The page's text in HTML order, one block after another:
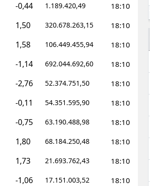
-0,44 1.189.420,49 18:10
1,50 320.678.263,15 18:10
1,58 106.449.455,94 18:10
-1,14 692.044.692,60 18:10
-2,76 52.374.751,50 18:10
-0,11 54.351.595,90 18:10
-0,75 63.190.488,98 18:10
1,80 68.184.250,48 18:10
1,73 21.693.762,43 18:10
-1,06 17.151.003,52 18:10